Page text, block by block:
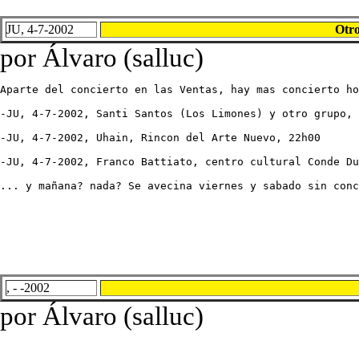
JU, 4-7-2002
por Álvaro (salluc)
Aparte del concierto en las Ventas, hay mas concierto
-JU, 4-7-2002, Santi Santos (Los Limones) y otro grupo,
-JU, 4-7-2002, Uhain, Rincon del Arte Nuevo, 22h00
-JU, 4-7-2002, Franco Battiato, centro cultural Conde
... y mañana? nada? Se avecina viernes y sabado sin
, - -2002
por Álvaro (salluc)